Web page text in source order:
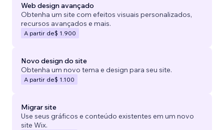
Web design avançado
Obtenha um site com efeitos visuais personalizados,
recursos avançados e mais.
A partir de$ 1.900
Novo design do site
Obtenha um novo tema e design para seu site.
A partir de$ 1.100
Migrar site
Use seus gráficos e conteúdo existentes em um novo
site Wix.